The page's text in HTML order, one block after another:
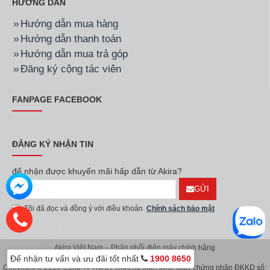
HƯỚNG DẪN
Hướng dẫn mua hàng
Hướng dẫn thanh toán
Hướng dẫn mua trả góp
Đăng ký cộng tác viên
FANPAGE FACEBOOK
ĐĂNG KÝ NHẬN TIN
để nhận được khuyến mãi hấp dẫn từ Akira?
GỬI
Tôi đã đọc và đồng ý với điều khoản Chính sách bảo mật
Akira Việt Nam – Phân phối điện máy chính hãng
Copyright © 2018 Công Ty TNHH Thương Mại Akira. Giấy chứng nhận ĐKKD số:
Để nhận tư vấn và ưu đãi tốt nhất 1900 8650